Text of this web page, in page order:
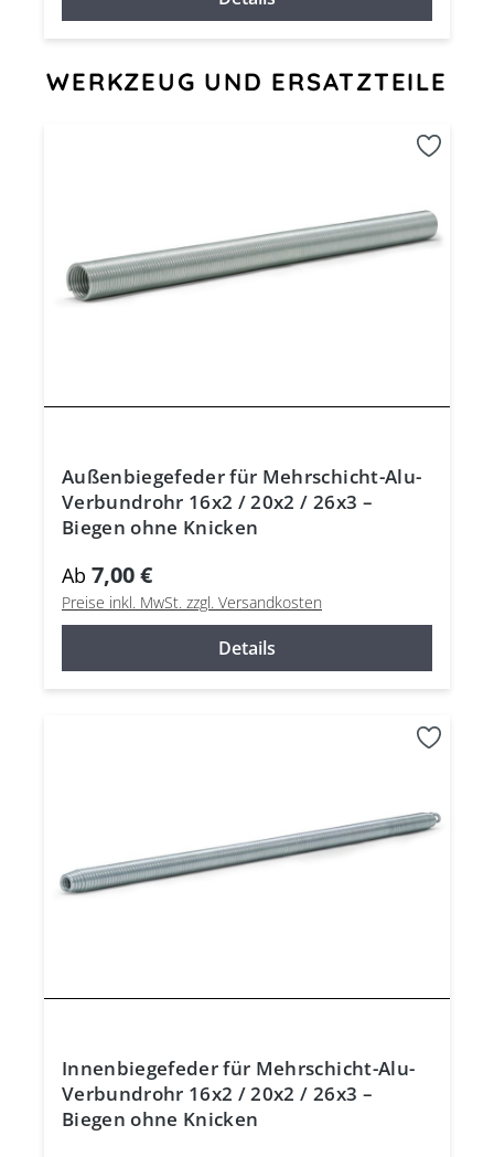
Produktgalerie überspringen
WERKZEUG UND ERSATZTEILE
Außenbiegefeder für Mehrschicht-Alu-
Verbundrohr 16x2 / 20x2 / 26x3 –
Biegen ohne Knicken
Ab 7,00 €
Preise inkl. MwSt. zzgl. Versandkosten
Details
Innenbiegefeder für Mehrschicht-Alu-
Verbundrohr 16x2 / 20x2 / 26x3 –
Biegen ohne Knicken